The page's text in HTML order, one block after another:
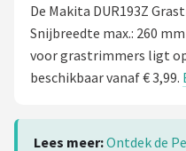
De Makita DUR193Z
Snijbreedte max.: 260
voor grastrimmers ligt
beschikbaar vanaf € 3,99.
Lees meer:Ontdek de